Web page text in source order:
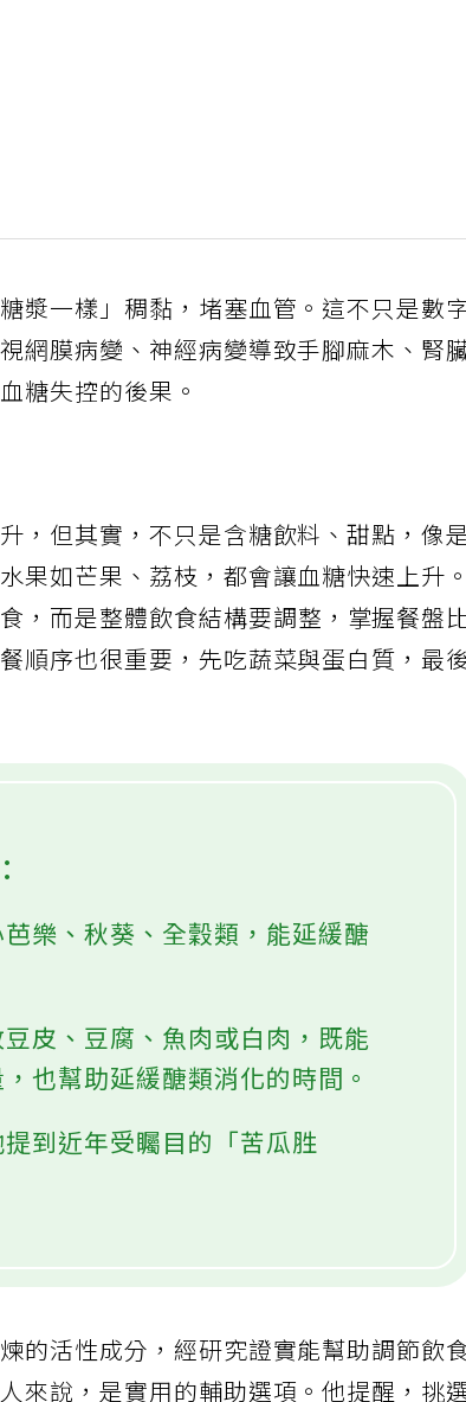
漿一樣」稠黏，堵塞血管。這不只是數
網膜病變、神經病變導致手腳麻木、腎
糖失控的後果。
，但其實，不只是含糖飲料、甜點，像
果如芒果、荔枝，都會讓血糖快速上升
，而是整體飲食結構要調整，掌握餐盤
順序也很重要，先吃蔬菜與蛋白質，最
樂、秋葵、全穀類，能延緩醣
豆皮、豆腐、魚肉或白肉，既能
也幫助延緩醣類消化的時間。
到近年受矚目的「苦瓜胜
的活性成分，經研究證實能幫助調節飲